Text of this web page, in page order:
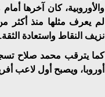
والأوروبية، كان آخرها
لم يعرف مثلها منذ أكثر
نزيف النقاط واستعادة الثقة.
أوروبا، ويصبح أول لاعب